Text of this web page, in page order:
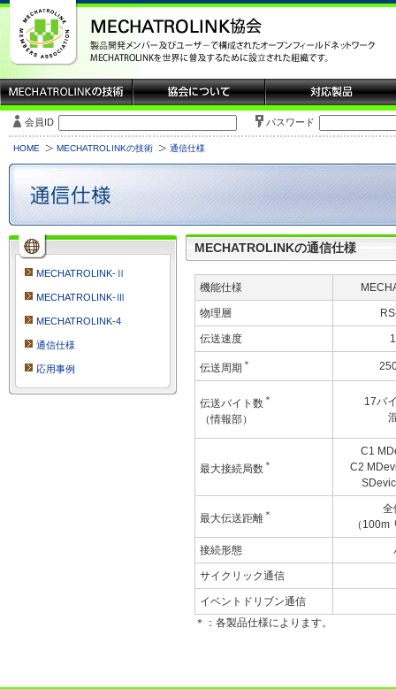
会員ID パスワード
HOME MECHATROLINKの技術 通信仕様
MECHATROLINK-Ⅱ
MECHATROLINK-Ⅲ
MECHATROLINK-4
通信仕様
応用事例
MECHATROLINKの通信仕様
機能仕様
物理層
伝送速度
伝送周期 ＊
伝送バイト数 ＊
（情報部）
17バ
最大接続局数 ＊
C1
C2
最大伝送距離 ＊
全
（100m
接続形態
サイクリック通信
イベントドリブン通信
＊：各製品仕様によります。